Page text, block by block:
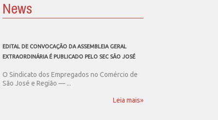
News
EDITAL DE CONVOCAÇÃO DA ASSEMBLEIA GERAL
EXTRAORDINÁRIA É PUBLICADO PELO SEC SÃO JOSÉ
O Sindicato dos Empregados no Comércio de
São José e Região — ...
Leia mais»